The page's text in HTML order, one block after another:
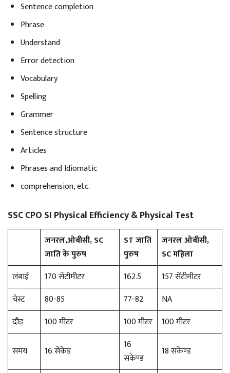
Sentence completion
Phrase
Understand
Error detection
Vocabulary
Spelling
Grammer
Sentence structure
Articles
Phrases and Idiomatic
comprehension, etc.
SSC CPO SI Physical Efficiency & Physical Test
जनरल,ओबीसी, SC
जाति के पुरुष
ST जाति
पुरुष
जनरल ओबीसी,
SC महिला
लंबाई
170 सेंटीमीटर 162.5
157 सेंटीमीटर
चेस्ट
80-85 77-82
NA
दौड़
100 मीटर 100 मीटर 100 मीटर
समय 16 सेकेंड
16
सकेण्ड
18 सकेण्ड